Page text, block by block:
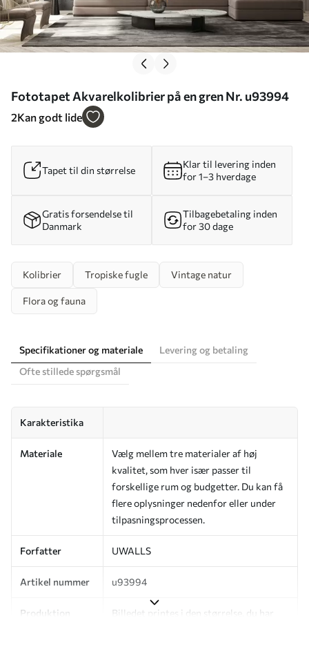
Fototapet Akvarelkolibrier på en gren Nr. u93994
2Kan godt lide
Tapet til din størrelse
Klar til levering inden
for 1–3 hverdage
Gratis forsendelse til
Danmark
Tilbagebetaling inden
for 30 dage
Kolibrier Tropiske fugle Vintage natur
Flora og fauna
Specifikationer og materiale
Levering og betaling
Ofte stillede spørgsmål
Karakteristika
Materiale
Vælg mellem tre materialer af høj
kvalitet, som hver især passer til
forskellige rum og budgetter. Du kan få
flere oplysninger nedenfor eller under
tilpasningsprocessen.
Forfatter UWALLS
Artikel nummer u93994
Produktion
Billedet printes i den størrelse, du har